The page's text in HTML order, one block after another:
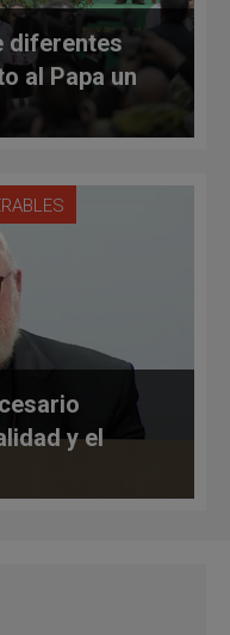
diferentes
al Papa un
y el